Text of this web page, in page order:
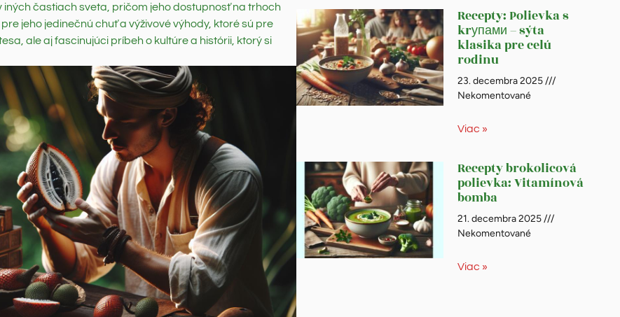
iných častiach sveta, pričom jeho dostupnosť na trhoch
jeho jedinečnú chuť a výživové výhody, ktoré sú pre
ale aj fascinujúci príbeh o kultúre a histórii, ktorý si
Recepty: Polievka s
krупами – sýta
klasika pre celú
rodinu
23. decembra 2025
Nekomentované
Viac »
Recepty brokolicová
polievka: Vitamínová
bomba
21. decembra 2025
Nekomentované
Viac »